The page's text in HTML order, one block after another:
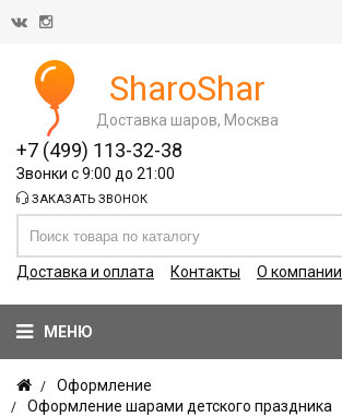
SharoShar
Доставка шаров, Москва
+7 (499) 113-32-38
Звонки с 9:00 до 21:00
ЗАКАЗАТЬ ЗВОНОК
Доставка и оплата Контакты О компании
МЕНЮ
Оформление
Оформление шарами детского праздника